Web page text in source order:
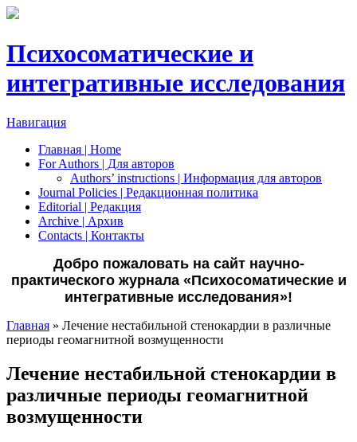
Психосоматические и
интегративные исследования
Навигация
Главная | Home
For Authors | Для авторов
Authors’ instructions | Информация для авторов
Journal Policies | Редакционная политика
Editorial | Редакция
Archive | Архив
Сontacts | Контакты
Добро пожаловать на сайт научно-
практического журнала «Психосоматические и
интегративные исследования»!
Вы здесь
Главная » Лечение нестабильной стенокардии в различные
периоды геомагнитной возмущенности
Лечение нестабильной стенокардии в
различные периоды геомагнитной
возмущенности